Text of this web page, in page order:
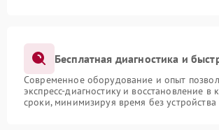
Бесплатная диагностика и
Современное оборудование и опыт
экспресс-диагностику и восстановление в
сроки, минимизируя время без устройства